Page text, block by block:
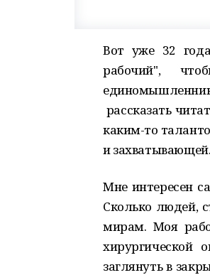
Вот уже 32
рабочий",
рассказать
каким-то
и захватывающей.
Мне интересен
Сколько людей,
мирам. Моя
хирургической
заглянуть в